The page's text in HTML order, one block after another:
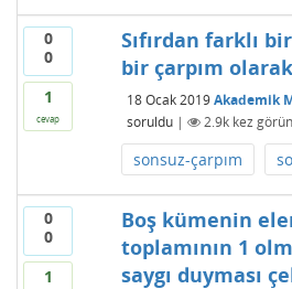
0
0
1
cevap
Sıfırdan farklı
bir çarpım
18 Ocak 2019 Akademik
soruldu | 2.9kkez
sonsuz-çarpım
0
0
1
Boş kümenin
toplamının 1
saygı duyması